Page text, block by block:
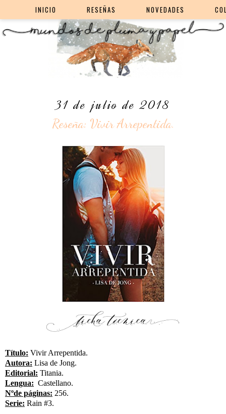
INICIO RESEÑAS NOVEDADES
31 de julio de 2018
Reseña: Vivir Arrepentida.
Título: Vivir Arrepentida.
Autora: Lisa de Jong.
Editorial: Titania.
Lengua: Castellano.
Nºde páginas: 256.
Serie: Rain #3.